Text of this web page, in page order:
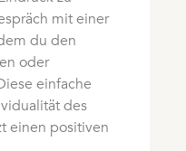
mit einer
du den
oder
einfache
des
einen positiven